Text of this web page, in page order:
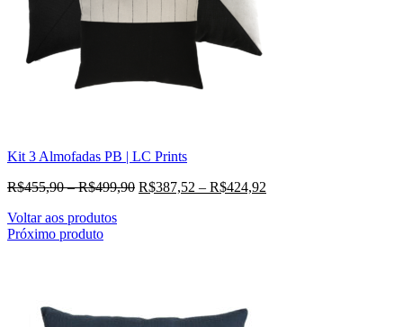
Kit 3 Almofadas PB | LC Prints
R$455,90–R$499,90 R$387,52 – R$424,92
Voltar aos produtos
Próximo produto